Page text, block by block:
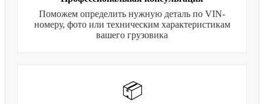
Поможем определить нужную деталь по VIN-
номеру, фото или техническим характеристикам
вашего грузовика
📦